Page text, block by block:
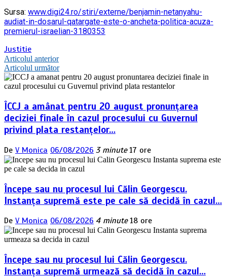
Sursa: www.digi24.ro/stiri/externe/benjamin-netanyahu-
audiat-in-dosarul-qatargate-este-o-ancheta-politica-acuza-
premierul-israelian-3180353
Justitie
Navigare
în
articole
Articolul anterior
Articolul următor
ÎCCJ a amânat pentru 20 august pronunțarea
deciziei finale în cazul procesului cu Guvernul
privind plata restanțelor…
De V Monica 06/08/2026 3 minute 17 ore
Începe sau nu procesul lui Călin Georgescu.
Instanța supremă este pe cale să decidă în cazul…
De V Monica 06/08/2026 4 minute 18 ore
Începe sau nu procesul lui Călin Georgescu.
Instanța supremă urmează să decidă în cazul…